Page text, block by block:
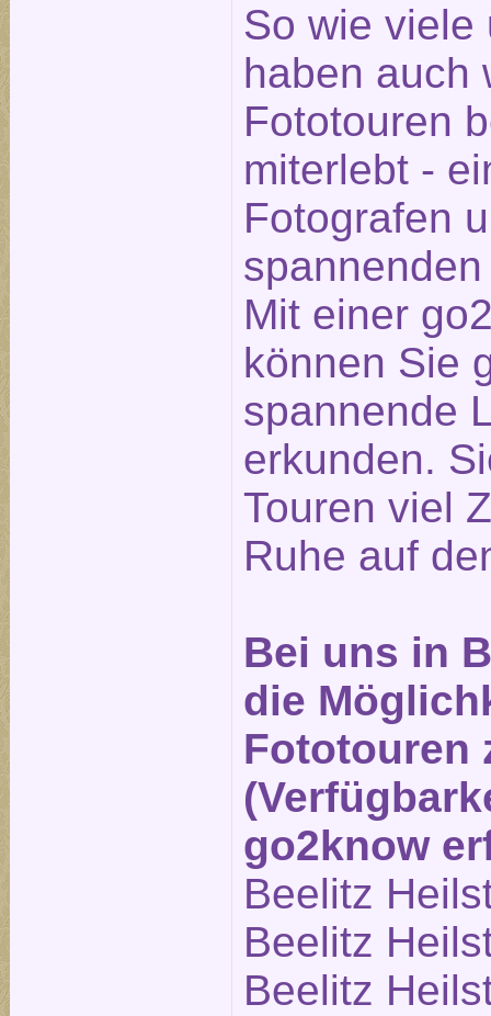
So wie viele
haben auch
Fototouren
miterlebt -
Fotografen
Mit einer
können Sie
spannende
erkunden.
Touren viel
Ruhe auf
Bei uns in
die
Fototouren
go2know
Beelitz
Beelitz
Beelitz